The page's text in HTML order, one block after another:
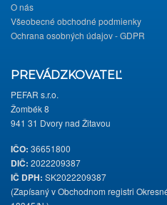
O nás
Všeobecné obchodné podmienky
Ochrana osobných údajov - GDPR
PREVÁDZKOVATEĽ
PEFAR s.r.o.
Žombék 8
941 31 Dvory nad Žitavou
IČO: 36651800
DIČ: 2022209387
IČ DPH: SK2022209387
(Zapísaný v Obchodnom registri